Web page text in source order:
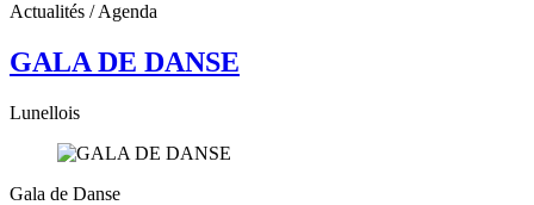
Actualités / Agenda
GALA DE DANSE
Lunellois
Gala de Danse